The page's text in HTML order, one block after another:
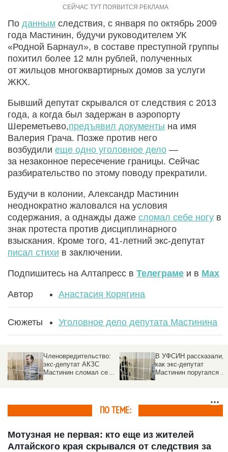
По данным следствия, с января по октябрь 2009
года Мастинин, будучи руководителем УК
«Родной Барнаул», в составе преступной группы
похитил более 12 млн рублей, полученных
от жильцов многоквартирных домов за услуги
ЖКХ.
Бывший депутат скрывался от следствия с 2013
года, а когда был задержан в аэропорту
Шереметьево,предъявил документы на имя
Валерия Грача. Позже против него
возбудили еще одно уголовное дело —
за незаконное пересечение границы. Сейчас
разбирательство по этому поводу прекратили.
Будучи в колонии, Александр Мастинин
неоднократно жаловался на условия
содержания, а однажды даже сломал себе ногу в
знак протеста против дисциплинарного
взыскания. Кроме того, 41-летний экс-депутат
писал стихи в заключении.
Подпишитесь на Алтапресс в Телеграме и в Max
Автор Анастасия Корягина
Сюжеты Уголовное дело депутата Мастинина
Членовредительство:
экс-депутат АКЗС
Мастинин сломал себе
В УФСИН рассказали,
как экс-депутат
Мастинин поругался в
ПО ТЕМЕ:
Мотузная не первая: кто еще из жителей
Алтайского края скрывался от следствия за